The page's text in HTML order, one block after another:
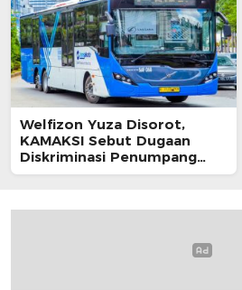
Welfizon Yuza Disorot,
KAMAKSI Sebut Dugaan
Diskriminasi Penumpang
TransJakarta Berpotensi